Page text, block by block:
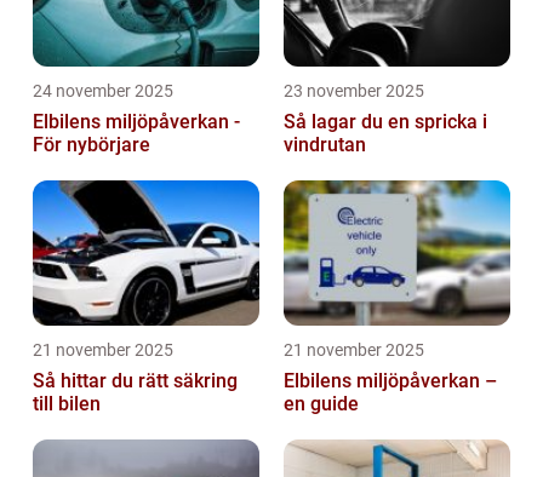
24 november 2025
Elbilens miljöpåverkan -
För nybörjare
23 november 2025
Så lagar du en spricka i
vindrutan
21 november 2025
Så hittar du rätt säkring
till bilen
21 november 2025
Elbilens miljöpåverkan –
en guide